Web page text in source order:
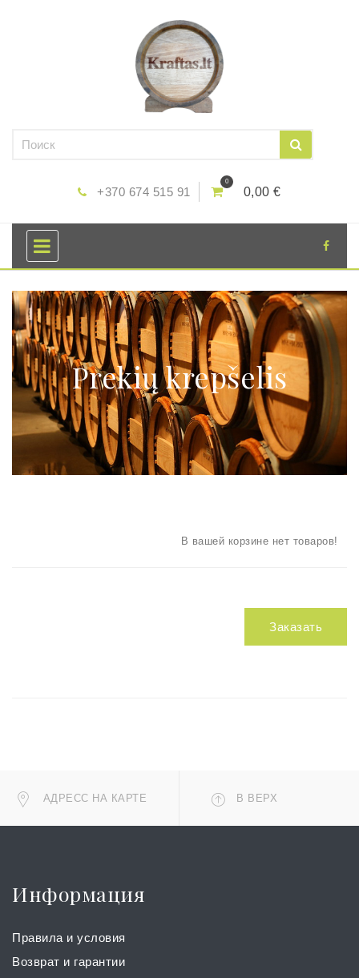
+370 674 515 91
0
0,00 €
Prekių krepšelis
В вашей корзине нет товаров!
Заказать
АДРЕСС НА КАРТЕ В ВЕРХ
Информация
Правила и условия
Возврат и гарантии